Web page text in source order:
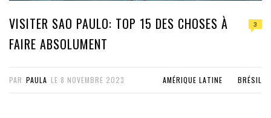
VISITER SAO PAULO: TOP 15 DES CHOSES À
FAIRE ABSOLUMENT
3
PAR PAULA LE 8 NOVEMBRE 2023 AMÉRIQUE LATINE BRÉSIL